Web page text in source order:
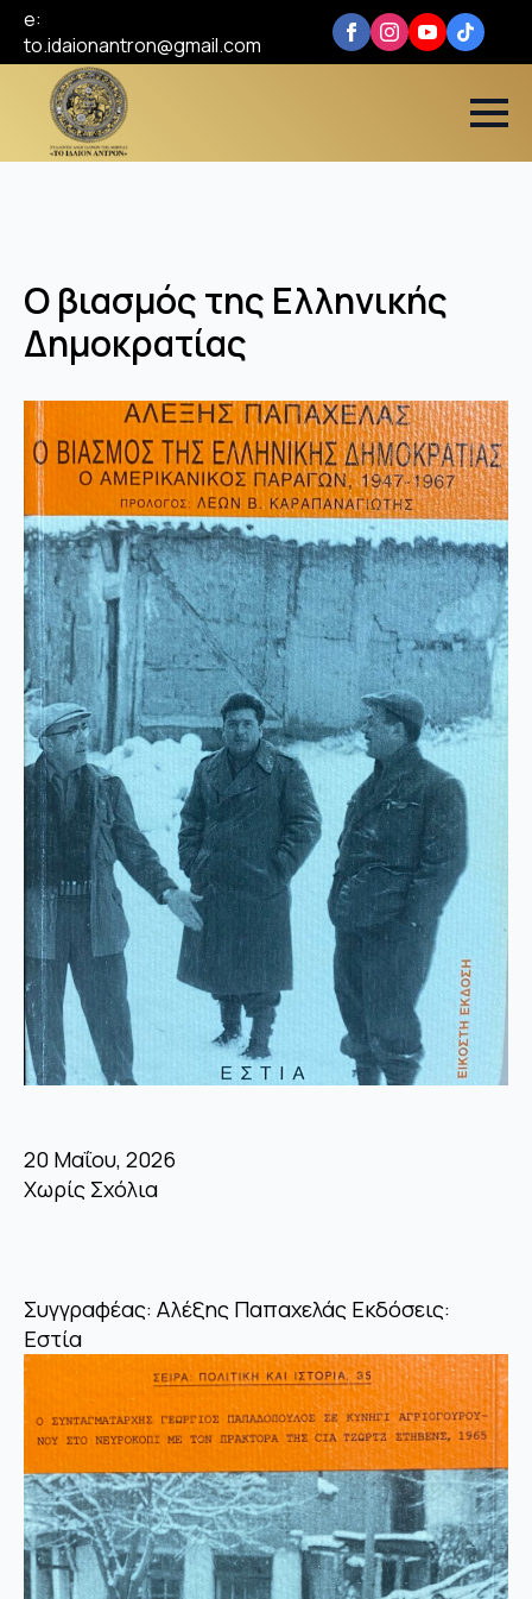
e:
to.idaionantron@gmail.com
Ο βιασμός της Ελληνικής
Δημοκρατίας
20 Μαΐου, 2026
Χωρίς Σχόλια
Συγγραφέας: Αλέξης Παπαχελάς Εκδόσεις:
Εστία